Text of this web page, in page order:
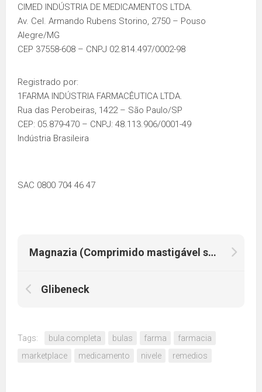
CIMED INDÚSTRIA DE MEDICAMENTOS LTDA.
Av. Cel. Armando Rubens Storino, 2750 – Pouso
Alegre/MG
CEP 37558-608 – CNPJ 02.814.497/0002-98
Registrado por:
1FARMA INDÚSTRIA FARMACÊUTICA LTDA.
Rua das Perobeiras, 1422 – São Paulo/SP
CEP: 05.879-470 – CNPJ: 48.113.906/0001-49
Indústria Brasileira
SAC 0800 704 46 47
Magnazia (Comprimido mastigável sabor abacaxi)
Glibeneck
Tags: bula completa bulas farma
farmacia
marketplace
medicamento nivele remedios